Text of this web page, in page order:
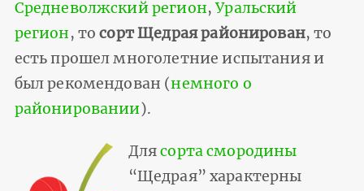
Средневолжский регион,Уральский
регион, тосорт Щедрая районирован, то
есть прошел многолетние испытания и
был рекомендован (немного о
районировании).
Длясорта смородины
“Щедрая” характерны